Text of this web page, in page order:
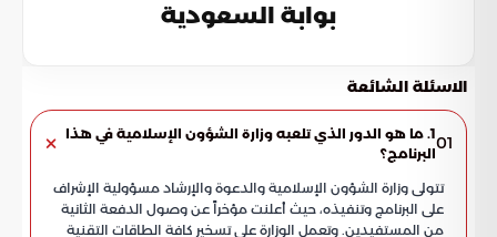
بوابة السعودية
الاسئلة الشائعة
01 1. ما هو الدور الذي تلعبه وزارة الشؤون الإسلامية في هذا
البرنامج؟
تتولى وزارة الشؤون الإسلامية والدعوة والإرشاد مسؤولية الإشراف
على البرنامج وتنفيذه، حيث أعلنت مؤخراً عن وصول الدفعة الثانية
من المستفيدين. وتعمل الوزارة على تسخير كافة الطاقات التقنية